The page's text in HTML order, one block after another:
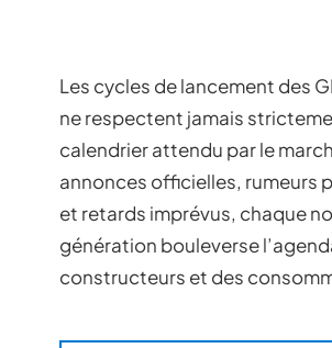
Les cycles de lancement des
ne respectent jamais
calendrier attendu par le
annonces officielles, rumeurs
et retards imprévus, chaque
génération bouleverse
constructeurs et des